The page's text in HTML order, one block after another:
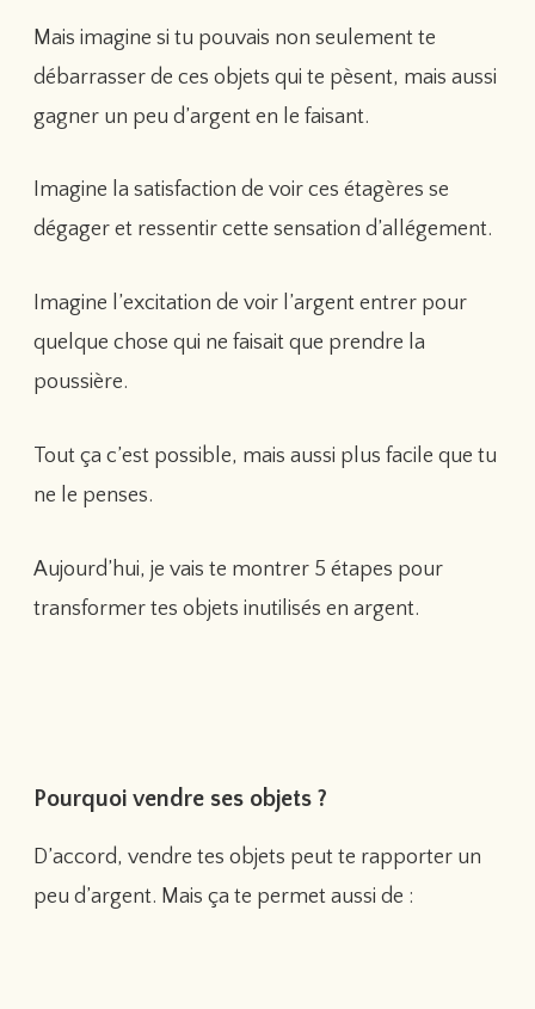
Mais imagine si tu pouvais non seulement te
débarrasser de ces objets qui te pèsent, mais aussi
gagner un peu d’argent en le faisant.
Imagine la satisfaction de voir ces étagères se
dégager et ressentir cette sensation d’allégement.
Imagine l’excitation de voir l’argent entrer pour
quelque chose qui ne faisait que prendre la
poussière.
Tout ça c’est possible, mais aussi plus facile que tu
ne le penses.
Aujourd’hui, je vais te montrer 5 étapes pour
transformer tes objets inutilisés en argent.
Pourquoi vendre ses objets ?
D’accord, vendre tes objets peut te rapporter un
peu d’argent. Mais ça te permet aussi de :